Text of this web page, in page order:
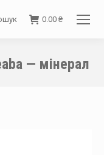
0.00 ₴
— мінерал